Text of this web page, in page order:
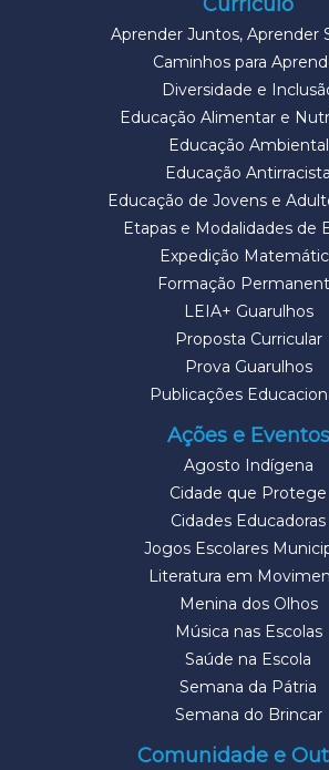
Currículo
Aprender Juntos, Aprender
Caminhos para
Diversidade e
Educação Alimentar e
Educação Ambiental
Educação Antirracista
Educação de Jovens e
Etapas e Modalidades de
Expedição
Formação
LEIA+ Guarulhos
Proposta Curricular
Prova Guarulhos
Publicações
Ações e Eventos
Agosto Indígena
Cidade que Protege
Cidades Educadoras
Jogos Escolares
Literatura em
Menina dos Olhos
Música nas Escolas
Saúde na Escola
Semana da Pátria
Semana do Brincar
Comunidade e